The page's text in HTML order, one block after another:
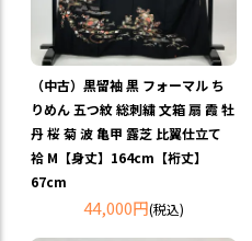
（中古）黒留袖 黒 フォーマル ち
りめん 五つ紋 総刺繍 文箱 扇 霞 牡
丹 桜 菊 波 亀甲 露芝 比翼仕立て
袷 M【身丈】164cm【裄丈】
67cm
44,000円(税込)